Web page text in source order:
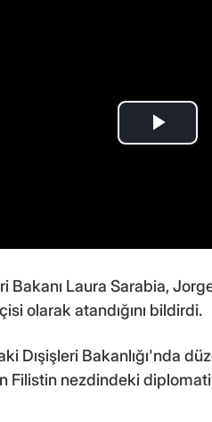
Bakanı Laura Sarabia,
olarak atandığını bildirdi.
Dışişleri Bakanlığı'nda
Filistin nezdindeki